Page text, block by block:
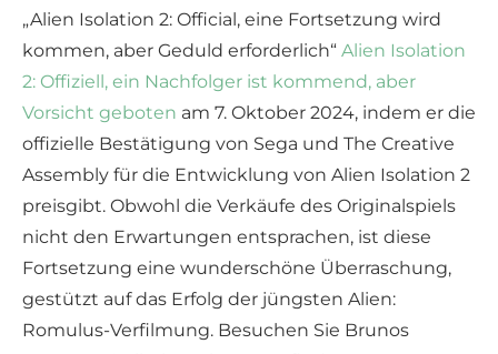
„Alien Isolation 2: Official, eine Fortsetzung wird
kommen, aber Geduld erforderlich“ Alien Isolation
2: Offiziell, ein Nachfolger ist kommend, aber
Vorsicht geboten am 7. Oktober 2024, indem er die
offizielle Bestätigung von Sega und The Creative
Assembly für die Entwicklung von Alien Isolation 2
preisgibt. Obwohl die Verkäufe des Originalspiels
nicht den Erwartungen entsprachen, ist diese
Fortsetzung eine wunderschöne Überraschung,
gestützt auf das Erfolg der jüngsten Alien:
Romulus-Verfilmung. Besuchen Sie Brunos